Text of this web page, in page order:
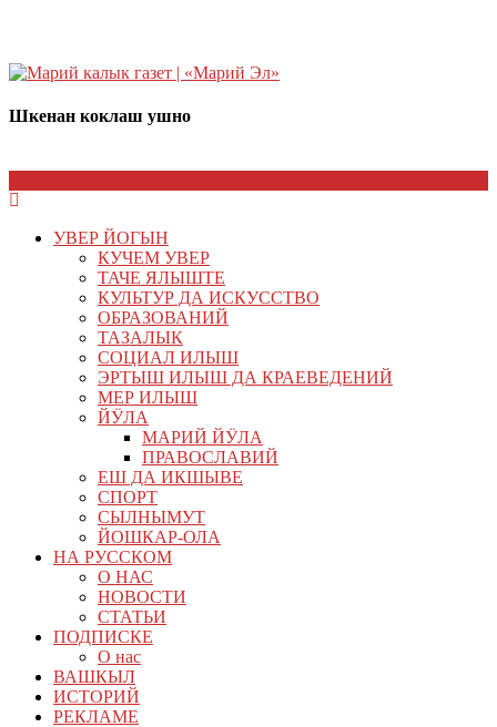
Шкенан коклаш ушно
УВЕР ЙОГЫН
КУЧЕМ УВЕР
ТАЧЕ ЯЛЫШТЕ
КУЛЬТУР ДА ИСКУССТВО
ОБРАЗОВАНИЙ
ТАЗАЛЫК
СОЦИАЛ ИЛЫШ
ЭРТЫШ ИЛЫШ ДА КРАЕВЕДЕНИЙ
МЕР ИЛЫШ
ЙӰЛА
МАРИЙ ЙӰЛА
ПРАВОСЛАВИЙ
ЕШ ДА ИКШЫВЕ
СПОРТ
СЫЛНЫМУТ
ЙОШКАР-ОЛА
НА РУССКОМ
О НАС
НОВОСТИ
СТАТЬИ
ПОДПИСКЕ
О нас
ВАШКЫЛ
ИСТОРИЙ
РЕКЛАМЕ